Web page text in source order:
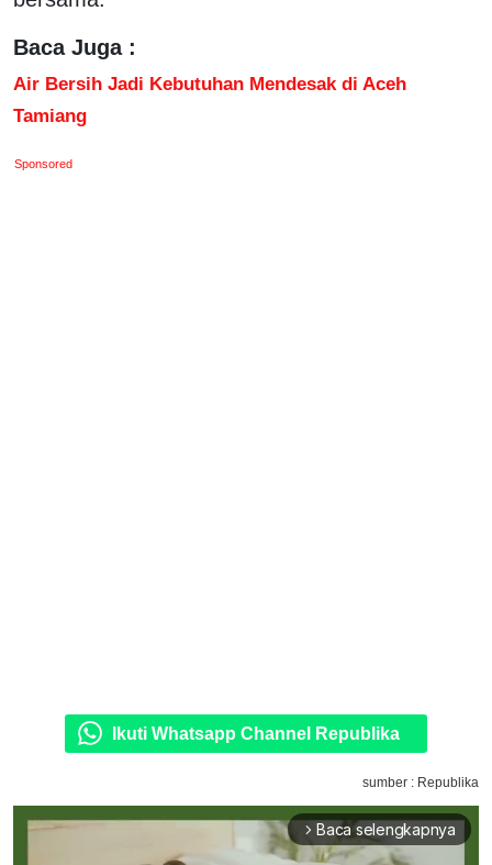
Baca Juga :
Air Bersih Jadi Kebutuhan Mendesak di Aceh
Tamiang
Sponsored
Ikuti Whatsapp Channel Republika
sumber : Republika
arrow_forward_ios Baca selengkapnya